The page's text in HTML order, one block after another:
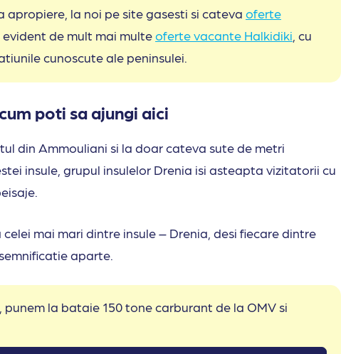
la noi pe site gasesti si cateva oferte
evident de mult mai multeoferte vacante Halkidiki , cu
cunoscute ale peninsulei.
poti sa ajungi aici
din Ammouliani si la doar cateva sute de metri
insule, grupul insulelor Drenia isi asteapta vizitatorii cu
mai mari dintre insule – Drenia, desi fiecare dintre
aparte.
la bataie 150 tone carburant de la OMV si